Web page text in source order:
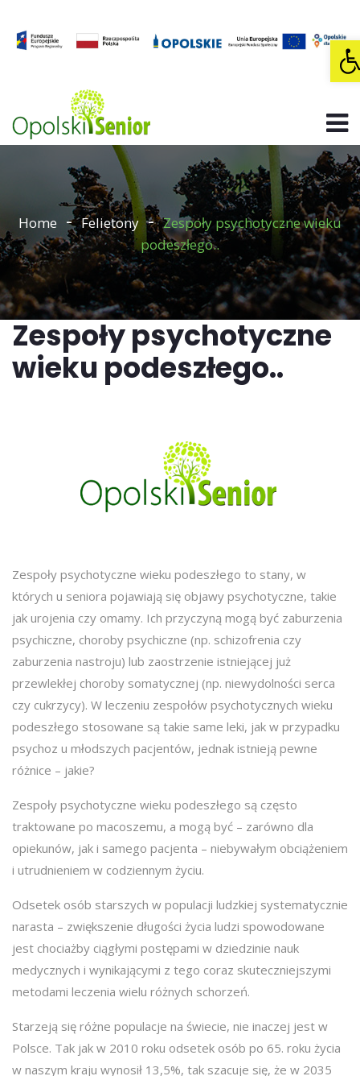
Home Felietony
Zespoły psychotyczne wieku
podeszłego..
Zespoły psychotyczne
wieku podeszłego..
Zespoły psychotyczne wieku podeszłego to stany, w
których u seniora pojawiają się objawy psychotyczne, takie
jak urojenia czy omamy. Ich przyczyną mogą być zaburzenia
psychiczne, choroby psychiczne (np. schizofrenia czy
zaburzenia nastroju) lub zaostrzenie istniejącej już
przewlekłej choroby somatycznej (np. niewydolności serca
czy cukrzycy). W leczeniu zespołów psychotycznych wieku
podeszłego stosowane są takie same leki, jak w przypadku
psychoz u młodszych pacjentów, jednak istnieją pewne
różnice – jakie?
Zespoły psychotyczne wieku podeszłego są często
traktowane po macoszemu, a mogą być – zarówno dla
opiekunów, jak i samego pacjenta – niebywałym obciążeniem
i utrudnieniem w codziennym życiu.
Odsetek osób starszych w populacji ludzkiej systematycznie
narasta – zwiększenie długości życia ludzi spowodowane
jest chociażby ciągłymi postępami w dziedzinie nauk
medycznych i wynikającymi z tego coraz skuteczniejszymi
metodami leczenia wielu różnych schorzeń.
Starzeją się różne populacje na świecie, nie inaczej jest w
Polsce. Tak jak w 2010 roku odsetek osób po 65. roku życia
w naszym kraju wynosił 13,5%, tak szacuje się, że w 2035